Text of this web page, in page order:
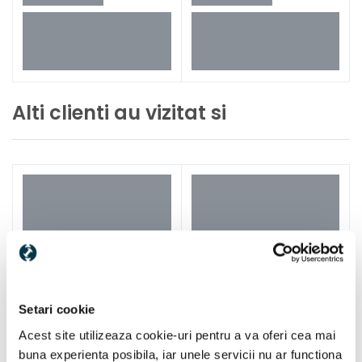
Setari cookie
Acest site utilizeaza cookie-uri pentru a va oferi cea mai
buna experienta posibila, iar unele servicii nu ar functiona
Alti clienti au vizitat si